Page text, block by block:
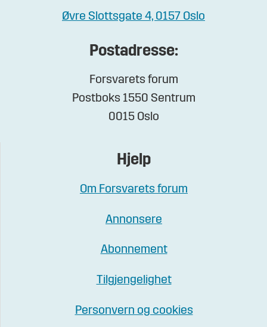
Øvre Slottsgate 4, 0157 Oslo
Postadresse:
Forsvarets forum
Postboks 1550 Sentrum
0015 Oslo
Hjelp
Om Forsvarets forum
Annonsere
Abonnement
Tilgjengelighet
Personvern og cookies